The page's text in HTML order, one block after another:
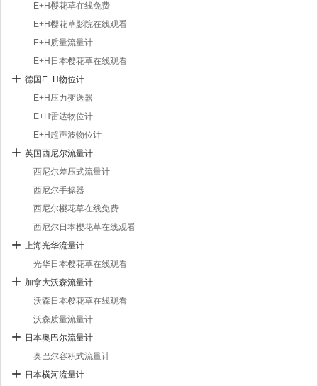
E+H樱花草在线免费
E+H樱花草影院在线观看
E+H质量流量计
E+H日本樱花草在线观看
德国E+H物位计
E+H压力变送器
E+H雷达物位计
E+H超声波物位计
英国西尼尔流量计
西尼尔差压式流量计
西尼尔手操器
西尼尔樱花草在线免费
西尼尔日本樱花草在线观看
上海光华流量计
光华日本樱花草在线观看
加拿大沃森流量计
沃森日本樱花草在线观看
沃森质量流量计
日本奥巴尔流量计
奥巴尔容积式流量计
日本横河流量计